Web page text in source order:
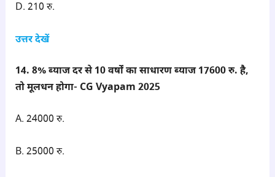
D. 210 रु.
उत्तर देखें
14. 8% ब्याज दर से 10 वर्षों का साधारण ब्याज 17600 रु. है,
तो मूलधन होगा- CG Vyapam 2025
A. 24000 रु.
B. 25000 रु.